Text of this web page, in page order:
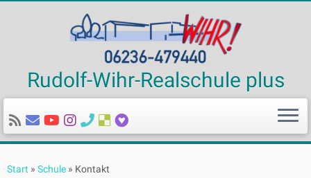
Inhalt
Rudolf-Wihr-Realschule plus
Start » Schule » Kontakt